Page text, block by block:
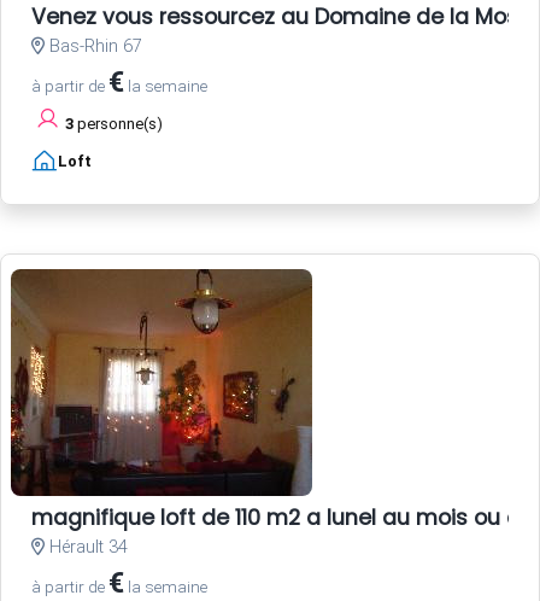
Venez vous ressourcez au Domaine de la
Bas-Rhin 67
à partir de € la semaine
3 personne(s)
Loft
magnifique loft de 110 m2 a lunel au mois ou
Hérault 34
à partir de € la semaine